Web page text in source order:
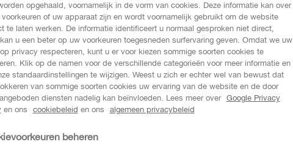
opgehaald, voornamelijk in de vorm van cookies. Deze informatie kan over
of uw apparaat zijn en wordt voornamelijk gebruikt om de website
te laten werken. De informatie identificeert u normaal gesproken niet direct,
u een beter op uw voorkeuren toegesneden surfervaring geven. Omdat we uw
privacy respecteren, kunt u er voor kiezen sommige soorten cookies te
Klik op de namen voor de verschillende categorieën voor meer informatie en
standaardinstellingen te wijzigen. Weest u zich er echter wel van bewust dat
van sommige soorten cookies uw ervaring van de website en de door
diensten nadelig kan beïnvloeden. Lees meer over Google Privacy
en ons cookiebeleid en ons algemeen privacybeleid
beheren